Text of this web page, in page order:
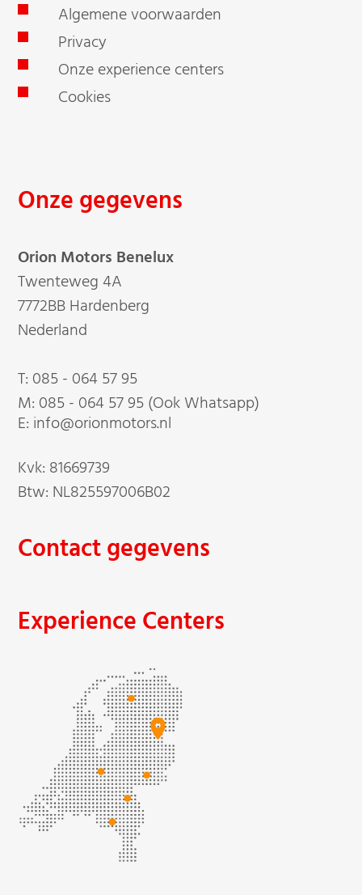
Algemene voorwaarden
Privacy
Onze experience centers
Cookies
Onze gegevens
Orion Motors Benelux
Twenteweg 4A
7772BB Hardenberg
Nederland
T: 085 - 064 57 95
M: 085 - 064 57 95 (Ook Whatsapp)
E: info@orionmotors.nl
Kvk: 81669739
Btw: NL825597006B02
Contact gegevens
Experience Centers